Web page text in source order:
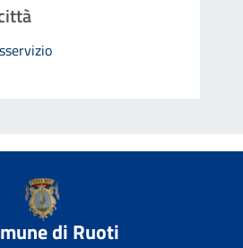
di Ruoti